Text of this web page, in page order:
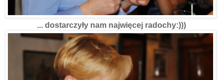
... dostarczyły nam najwięcej radochy:)))